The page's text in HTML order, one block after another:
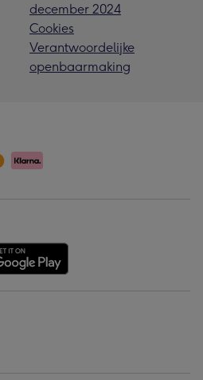
december 2024
Cookies
Verantwoordelijke
openbaarmaking